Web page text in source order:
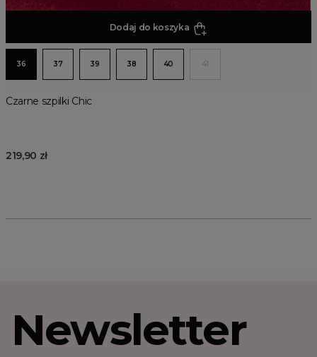
Dodaj do koszyka
36 37 39 38 40 41
Czarne szpilki Chic
219,90 zł
Newsletter